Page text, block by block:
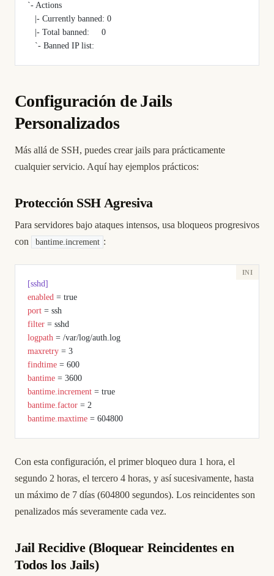
`- Actions
   |- Currently banned: 0
   |- Total banned:     0
   `- Banned IP list:
Configuración de Jails
Personalizados
Más allá de SSH, puedes crear jails para prácticamente
cualquier servicio. Aquí hay ejemplos prácticos:
Protección SSH Agresiva
Para servidores bajo ataques intensos, usa bloqueos progresivos
con
bantime.increment :
[sshd]
enabled = true
port = ssh
filter = sshd
logpath = /var/log/auth.log
maxretry = 3
findtime = 600
bantime = 3600
bantime.increment = true
bantime.factor = 2
bantime.maxtime = 604800
Con esta configuración, el primer bloqueo dura 1 hora, el
segundo 2 horas, el tercero 4 horas, y así sucesivamente, hasta
un máximo de 7 días (604800 segundos). Los reincidentes son
penalizados más severamente cada vez.
Jail Recidive (Bloquear Reincidentes en
Todos los Jails)